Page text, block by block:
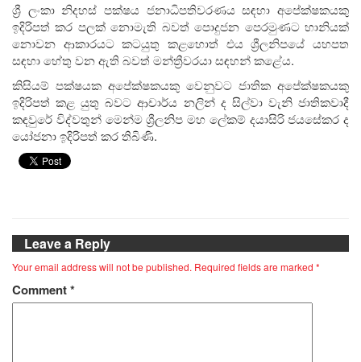
ශ්‍රී ලංකා නිදහස් පක්ෂය ජනාධිපතිවරණය සඳහා අපේක්ෂකයකු
ඉදිරිපත් කර පලක් නොමැති බවත් පොදුජන පෙරමුණට හානියක්
නොවන ආකාරයට කටයුතු කළහොත් එය ශ්‍රීලනිපයේ යහපත
සඳහා හේතු වන ඇති බවත් මන්ත්‍රීවරයා සඳහන් කළේය.
කිසියම් පක්ෂයක අපේක්ෂකයකු වෙනුවට ජාතික අපේක්ෂකයකු
ඉදිරිපත් කළ යුතු බවට ආචාර්ය නලින් ද සිල්වා වැනි ජාතිකවාදී
කඳවුරේ විද්වතුන් මෙන්ම ශ්‍රීලනිප මහ ලේකම් දයාසිරි ජයසේකර ද
යෝජනා ඉදිරිපත් කර තිබිණි.
Leave a Reply
Your email address will not be published. Required fields are marked *
Comment*